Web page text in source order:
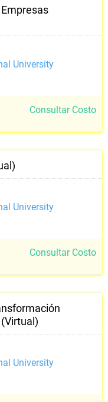
University
Consultar Costo
University
Consultar Costo
University